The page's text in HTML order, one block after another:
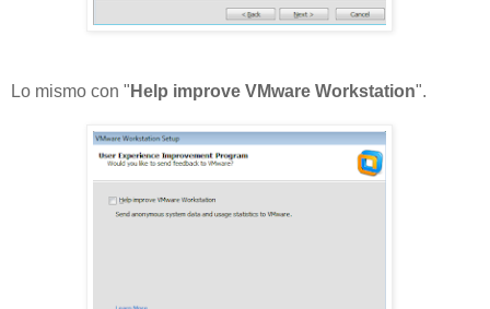
Lo mismo con " Help improve VMware Workstation".